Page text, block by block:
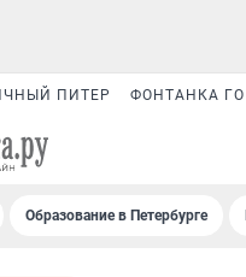
ПИТЕР ФОНТАНКА ГО
Образование в Петербурге